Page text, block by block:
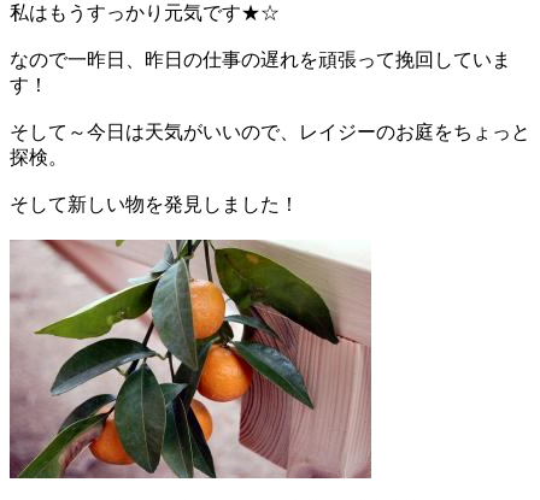
私はもうすっかり元気です★☆
なので一昨日、昨日の仕事の遅れを頑張って挽回していま
す！
そして～今日は天気がいいので、レイジーのお庭をちょっと
探検。
そして新しい物を発見しました！